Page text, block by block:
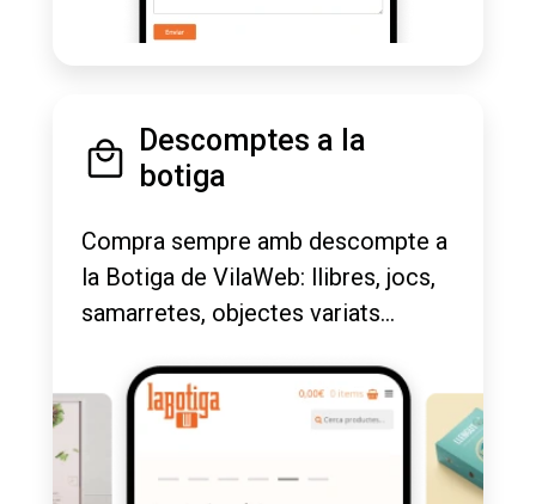
Descomptes a la
botiga
Compra sempre amb descompte a
la Botiga de VilaWeb: llibres, jocs,
samarretes, objectes variats...